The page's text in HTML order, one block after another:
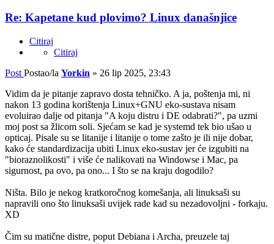
Re: Kapetane kud plovimo? Linux današnjice
Citiraj
Citiraj
Post Postao/la Yorkin » 26 lip 2025, 23:43
Vidim da je pitanje zapravo dosta tehničko. A ja, poštenja mi, ni
nakon 13 godina korištenja Linux+GNU eko-sustava nisam
evoluirao dalje od pitanja "A koju distru i DE odabrati?", pa uzmi
moj post sa žlicom soli. Sjećam se kad je systemd tek bio ušao u
opticaj. Pisale su se litanije i litanije o tome zašto je ili nije dobar,
kako će standardizacija ubiti Linux eko-sustav jer će izgubiti na
"bioraznolikosti" i više će nalikovati na Windowse i Mac, pa
sigurnost, pa ovo, pa ono... I što se na kraju dogodilo?
Ništa. Bilo je nekog kratkoročnog komešanja, ali linuksaši su
napravili ono što linuksaši uvijek rade kad su nezadovoljni - forkaju.
XD
Čim su matične distre, poput Debiana i Archa, preuzele taj